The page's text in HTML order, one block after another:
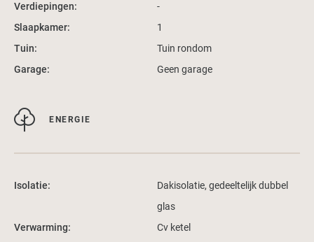
Verdiepingen:
-
Slaapkamer:
1
Tuin:
Tuin rondom
Garage:
Geen garage
ENERGIE
Isolatie:
Dakisolatie, gedeeltelijk dubbel
glas
Verwarming:
Cv ketel